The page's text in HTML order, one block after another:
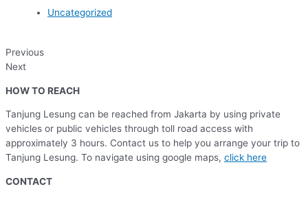
Uncategorized
Previous
Next
HOW TO REACH
Tanjung Lesung can be reached from Jakarta by using private
vehicles or public vehicles through toll road access with
approximately 3 hours. Contact us to help you arrange your trip to
Tanjung Lesung. To navigate using google maps, click here
CONTACT